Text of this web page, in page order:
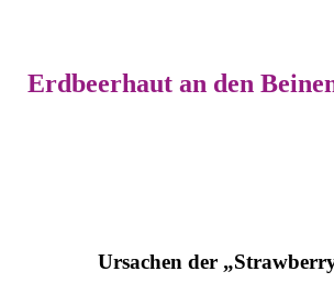
Erdbeerhaut an den
Ursachen der